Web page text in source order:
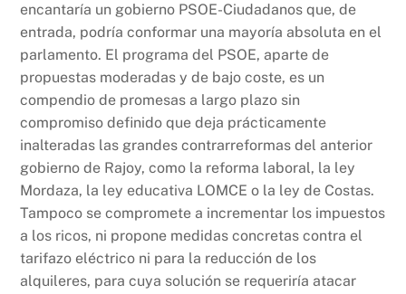
encantaría un gobierno PSOE-Ciudadanos que, de
entrada, podría conformar una mayoría absoluta en el
parlamento. El programa del PSOE, aparte de
propuestas moderadas y de bajo coste, es un
compendio de promesas a largo plazo sin
compromiso definido que deja prácticamente
inalteradas las grandes contrarreformas del anterior
gobierno de Rajoy, como la reforma laboral, la ley
Mordaza, la ley educativa LOMCE o la ley de Costas.
Tampoco se compromete a incrementar los impuestos
a los ricos, ni propone medidas concretas contra el
tarifazo eléctrico ni para la reducción de los
alquileres, para cuya solución se requeriría atacar